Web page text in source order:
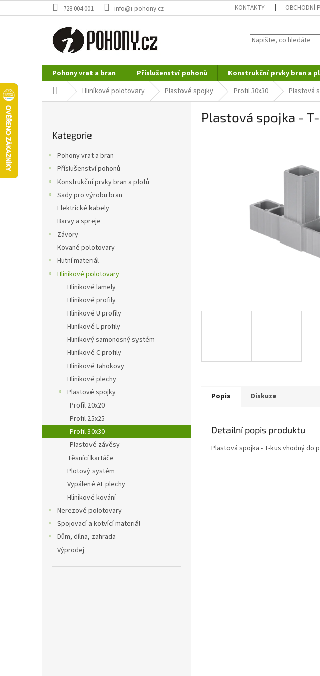
na
728 004 001 info@i-pohony.cz KONTAKTY OBCHODNÍ
Pohony vrat a bran Příslušenství pohonů Konstrukční prvky bran a
Nerezové polotovary
Hutní materiál
Domů Hliníkové polotovary Plastové spojky Profil 30x30 Plastová
kategorie
Kategorie
Pohony vrat a bran
Příslušenství pohonů
Konstrukční prvky bran a plotů
Sady pro výrobu bran
Elektrické kabely
Barvy a spreje
Závory
Kované polotovary
Hutní materiál
Hliníkové polotovary
Hliníkové lamely
Hliníkové profily
Hliníkové U profily
Hliníkové L profily
Hliníkový samonosný systém
Hliníkové C profily
Hliníkové tahokovy
Hliníkové plechy
Plastové spojky
Profil 20x20
Profil 25x25
Profil 30x30
Plastové závěsy
Těsnící kartáče
Plotový systém
Vypálené AL plechy
Hliníkové kování
Nerezové polotovary
Spojovací a kotvící materiál
Dům, dílna, zahrada
Výprodej
Plastová spojka -
Popis Diskuze
Detailní popis produktu
Plastová spojka - T-kus vhodný do